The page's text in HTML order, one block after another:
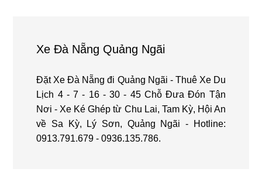
Xe Đà Nẵng Quảng Ngãi
Đặt Xe Đà Nẵng đi Quảng Ngãi - Thuê Xe Du
Lịch 4 - 7 - 16 - 30 - 45 Chỗ Đưa Đón Tận
Nơi - Xe Ké Ghép từ Chu Lai, Tam Kỳ, Hội An
về Sa Kỳ, Lý Sơn, Quảng Ngãi - Hotline:
0913.791.679 - 0936.135.786.